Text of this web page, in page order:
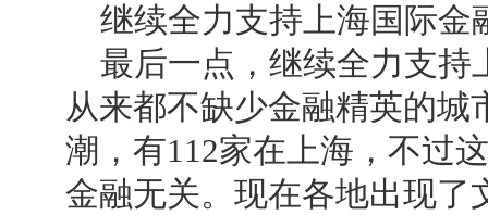
继续全力支持上海国际金
最后一点，继续全力支持
从来都不缺少金融精英的城
潮，有112家在上海，不过
金融无关。现在各地出现了